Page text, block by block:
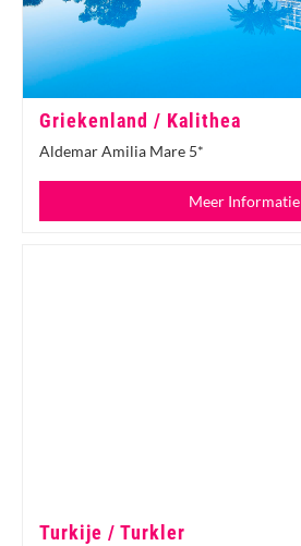
Griekenland / Kalithea
Aldemar Amilia Mare 5*
Meer Informatie
Turkije / Turkler